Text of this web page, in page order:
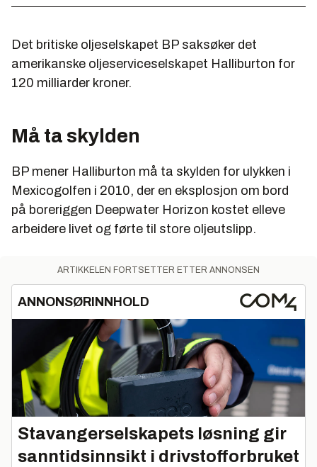
Det britiske oljeselskapet BP saksøker det
amerikanske oljeserviceselskapet Halliburton for
120 milliarder kroner.
Må ta skylden
BP mener Halliburton må ta skylden for ulykken i
Mexicogolfen i 2010, der en eksplosjon om bord
på boreriggen Deepwater Horizon kostet elleve
arbeidere livet og førte til store oljeutslipp.
ARTIKKELEN FORTSETTER ETTER ANNONSEN
ANNONSØRINNHOLD
Stavangerselskapets løsning gir
sanntidsinnsikt i drivstofforbruket